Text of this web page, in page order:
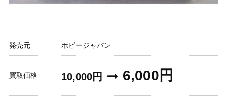
発売元 ホビージャパン
買取価格 10,000円 6,000円